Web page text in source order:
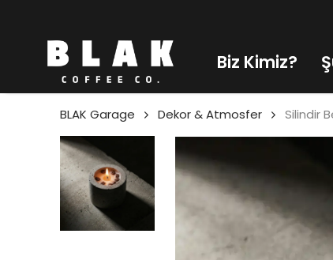
Biz Kimiz?
BLAK Garage Dekor & Atmosfer Silindir